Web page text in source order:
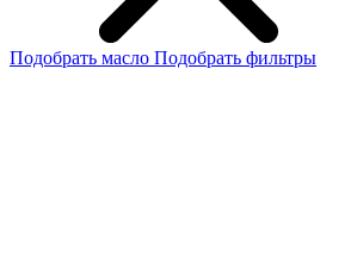
Подобрать масло Подобрать фильтры